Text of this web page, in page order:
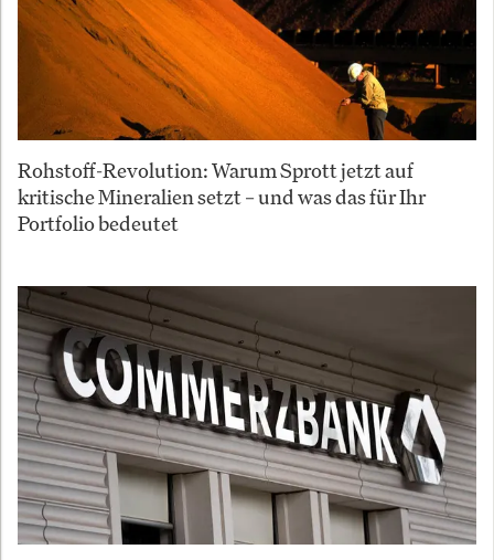
Rohstoff-Revolution: Warum Sprott jetzt auf
kritische Mineralien setzt – und was das für Ihr
Portfolio bedeutet